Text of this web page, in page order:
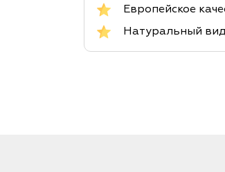
Европейское
Натуральный вид